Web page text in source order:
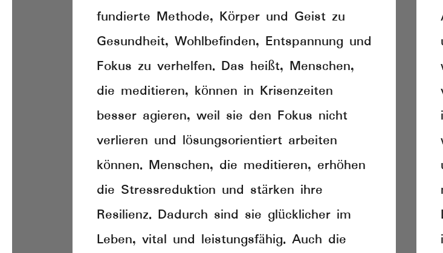
fundierte Methode, Körper und Geist zu
Gesundheit, Wohlbefinden, Entspannung und
Fokus zu verhelfen. Das heißt, Menschen,
die meditieren, können in Krisenzeiten
besser agieren, weil sie den Fokus nicht
verlieren und lösungsorientiert arbeiten
können. Menschen, die meditieren, erhöhen
die Stressreduktion und stärken ihre
Resilienz. Dadurch sind sie glücklicher im
Leben, vital und leistungsfähig. Auch die